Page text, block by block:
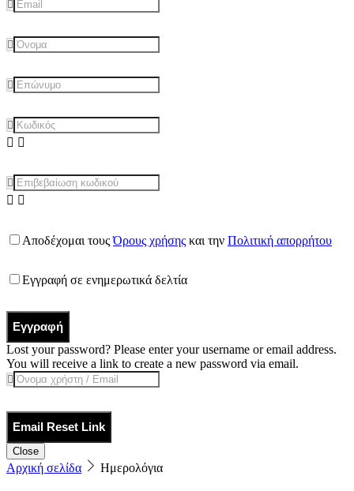
Αποδέχομαι τουςΌρους χρήσης και την Πολιτική απορρήτου
Εγγραφή σε ενημερωτικά δελτία
Εγγραφή
Lost your password? Please enter your username or email address.
You will receive a link to create a new password via email.
Email Reset Link
Close
Αρχική σελίδα Ημερολόγια